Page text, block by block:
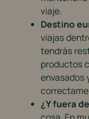
viaje.
Destino
viajas
tendrás
productos
envasados
¿Y fuera